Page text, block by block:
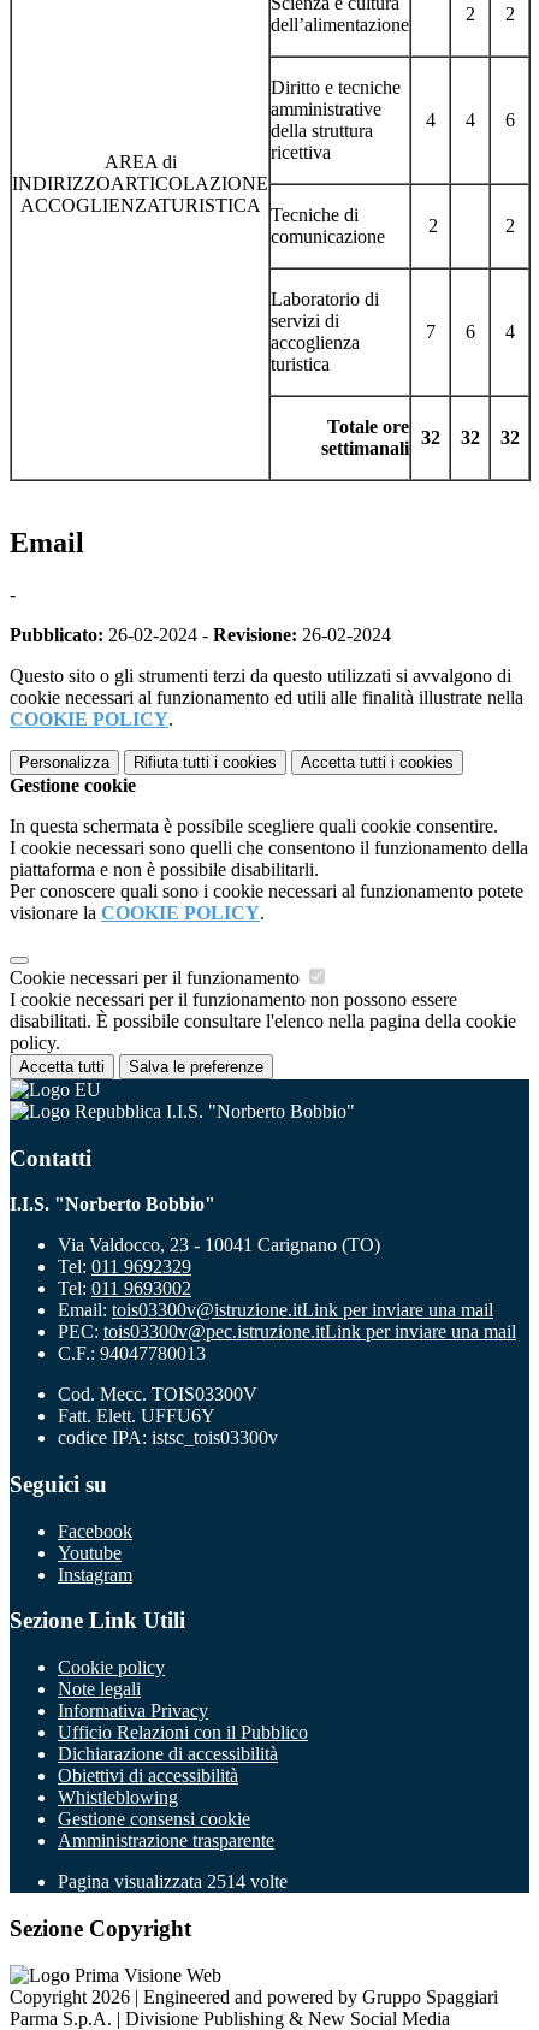
AREA di
INDIRIZZOARTICOLAZIONE
ACCOGLIENZATURISTICA
dell’alimentazione
2 2
Diritto e tecniche
amministrative
della struttura
ricettiva
4 4 6
Tecniche di
comunicazione
2 2
Laboratorio di
servizi di
accoglienza
turistica
7 6 4
Totale ore
settimanali
32 32 32
Email
-
Pubblicato: 26-02-2024 - Revisione: 26-02-2024
Questo sito o gli strumenti terzi da questo utilizzati si avvalgono di
cookie necessari al funzionamento ed utili alle finalità illustrate nella
COOKIE POLICY.
Personalizza Rifiuta tutti i cookies Accetta tutti i cookies
Gestione cookie
In questa schermata è possibile scegliere quali cookie consentire.
I cookie necessari sono quelli che consentono il funzionamento della
piattaforma e non è possibile disabilitarli.
Per conoscere quali sono i cookie necessari al funzionamento potete
visionare la COOKIE POLICY.
Cookie necessari per il funzionamento
I cookie necessari per il funzionamento non possono essere
disabilitati. È possibile consultare l'elenco nella pagina della cookie
policy.
Accetta tutti Salva le preferenze
I.I.S. "Norberto Bobbio"
Contatti
I.I.S. "Norberto Bobbio"
Via Valdocco, 23 - 10041 Carignano (TO)
Tel: 011 9692329
Tel: 011 9693002
Email: tois03300v@istruzione.itLink per inviare una mail
PEC: tois03300v@pec.istruzione.itLink per inviare una mail
C.F.: 94047780013
Cod. Mecc. TOIS03300V
Fatt. Elett. UFFU6Y
codice IPA: istsc_tois03300v
Seguici su
Facebook
Youtube
Instagram
Sezione Link Utili
Cookie policy
Note legali
Informativa Privacy
Ufficio Relazioni con il Pubblico
Dichiarazione di accessibilità
Obiettivi di accessibilità
Whistleblowing
Gestione consensi cookie
Amministrazione trasparente
Pagina visualizzata 2514 volte
Sezione Copyright
Copyright 2026 | Engineered and powered by Gruppo Spaggiari
Parma S.p.A. | Divisione Publishing & New Social Media